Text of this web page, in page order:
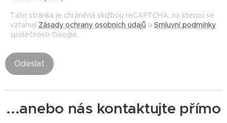
Tato stránka je chráněná službou reCAPTCHA, na kterou se
vztahují Zásady ochrany osobních údajů a Smluvní podmínky
společnosti Google.
Odeslat
...anebo nás kontaktujte přímo